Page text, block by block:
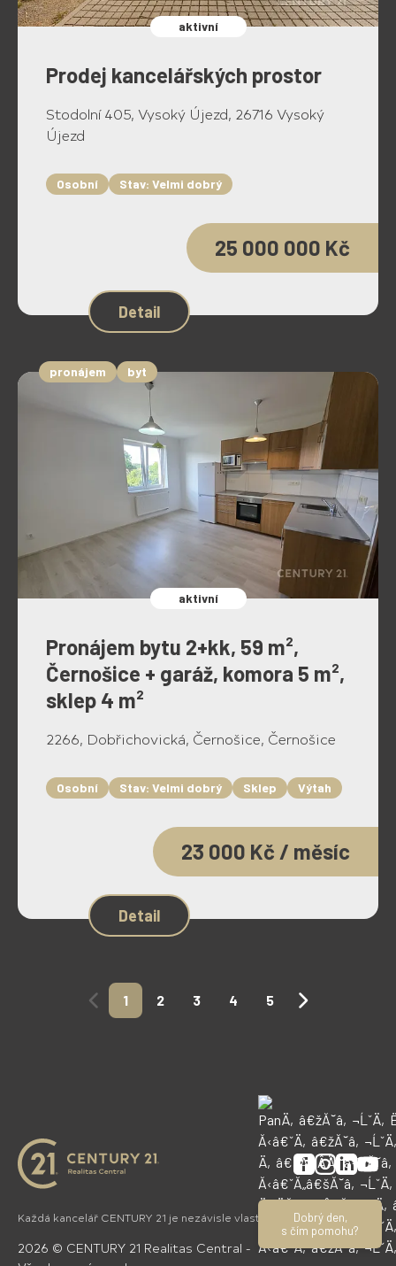
aktivní
Prodej kancelářských prostor
Stodolní 405, Vysoký Újezd, 26716 Vysoký
Újezd
Osobní Stav: Velmi dobrý
25 000 000 Kč
Detail
pronájem byt
aktivní
Pronájem bytu 2+kk, 59 m²,
Černošice + garáž, komora 5 m²,
sklep 4 m²
2266, Dobřichovická, Černošice, Černošice
Osobní Stav: Velmi dobrý Sklep Výtah
23 000 Kč / měsíc
Detail
1 2 3 4 5
Facebook
Instagram
Linkedin
Každá kancelář CENTURY 21 je nezávisle vlastněna a řízena.
2026 © CENTURY 21 Realitas Central -
Dobrý den,
s čím pomohu?